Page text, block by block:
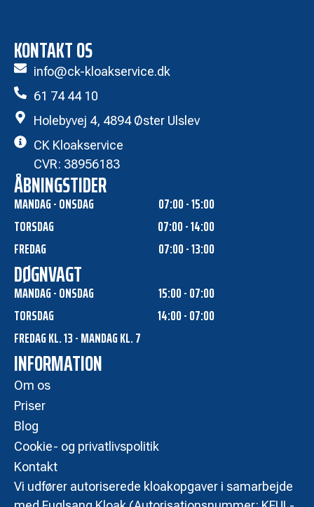
KONTAKT OS
info@ck-kloakservice.dk
61 74 44 10
Holebyvej 4, 4894 Øster Ulslev
CK Kloakservice
CVR: 38956183
ÅBNINGSTIDER
MANDAG - ONSDAG
07:00 - 15:00
TORSDAG
07:00 - 14:00
FREDAG
07:00 - 13:00
DØGNVAGT
MANDAG - ONSDAG
15:00 - 07:00
TORSDAG
14:00 - 07:00
FREDAG KL. 13 - MANDAG KL. 7
INFORMATION
Om os
Priser
Blog
Cookie- og privatlivspolitik
Kontakt
Vi udfører autoriserede kloakopgaver i samarbejde